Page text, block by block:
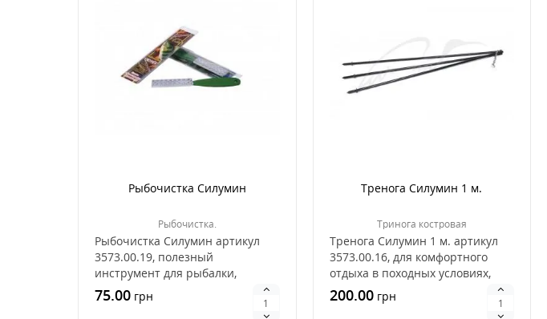
Рыбочистка Силумин
Рыбочистка.
Рыбочистка Силумин артикул
3573.00.19, полезный
инструмент для рыбалки,
который никогда не будет лиш..
75.00 грн
Тренога Силумин 1 м.
Тринога костровая
Тренога Силумин 1 м. артикул
3573.00.16, для комфортного
отдыха в походных условиях,
производится ко..
200.00грн